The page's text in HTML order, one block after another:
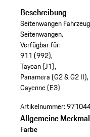
Beschreibung
Seitenwangen
Seitenwangen.
Verfügbar für:
911 (992),
Taycan (J1),
Panamera (G2 & G2 II),
Cayenne (E3)
Artikelnummer:
Allgemeine
Farbe